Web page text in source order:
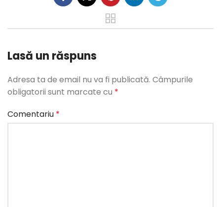
Lasă un răspuns
Adresa ta de email nu va fi publicată. Câmpurile
obligatorii sunt marcate cu *
Comentariu *